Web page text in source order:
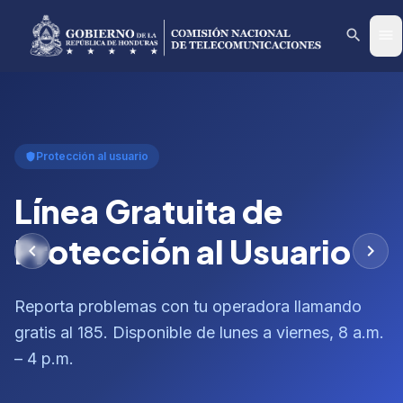
search
shieldProtección al usuario
Línea Gratuita de
Protección al Usuario
Reporta problemas con tu operadora llamando
gratis al 185. Disponible de lunes a viernes, 8 a.m.
– 4 p.m.
chevron_left chevron_right